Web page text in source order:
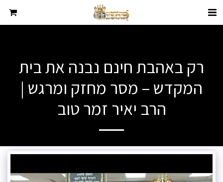
רק באהבת חינם נבנה את בית
המקדש – מסר מחזק ומרגש |
הרב יאיר זמר טוב